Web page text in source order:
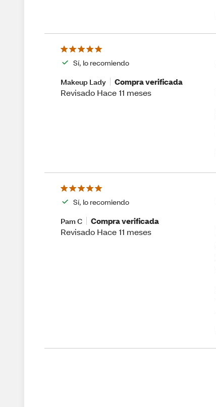
Sí, lo recomiendo
Makeup Lady
Compra verificada
Revisado Hace 11 meses
Sí, lo recomiendo
Pam C
Compra verificada
Revisado Hace 11 meses